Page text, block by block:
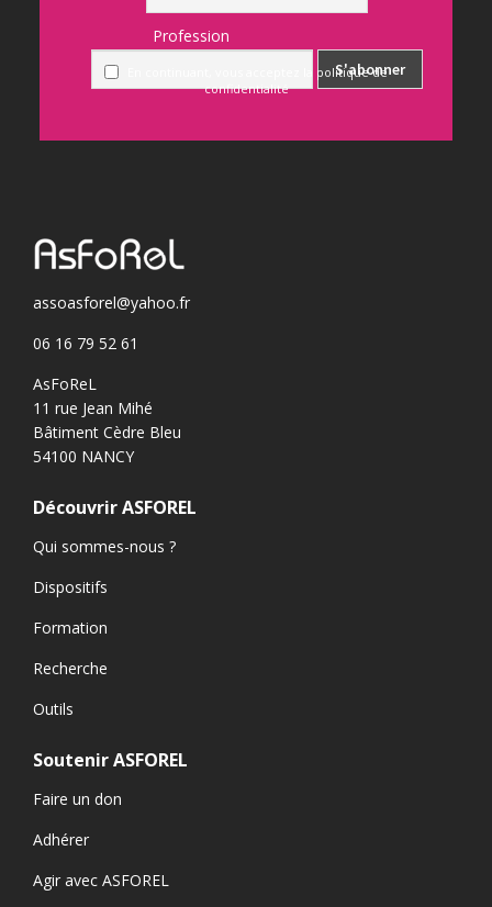
Profession
En continuant, vous acceptez la politique de
confidentialité
assoasforel@yahoo.fr
06 16 79 52 61
AsFoReL
11 rue Jean Mihé
Bâtiment Cèdre Bleu
54100 NANCY
Découvrir ASFOREL
Qui sommes-nous ?
Dispositifs
Formation
Recherche
Outils
Soutenir ASFOREL
Faire un don
Adhérer
Agir avec ASFOREL